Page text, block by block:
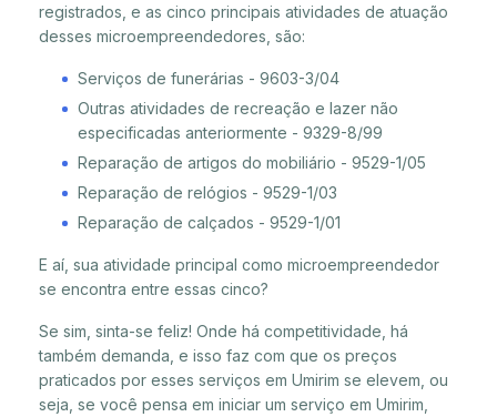
registrados, e as cinco principais atividades de atuação
desses microempreendedores, são:
Serviços de funerárias - 9603-3/04
Outras atividades de recreação e lazer não
especificadas anteriormente - 9329-8/99
Reparação de artigos do mobiliário - 9529-1/05
Reparação de relógios - 9529-1/03
Reparação de calçados - 9529-1/01
E aí, sua atividade principal como microempreendedor
se encontra entre essas cinco?
Se sim, sinta-se feliz! Onde há competitividade, há
também demanda, e isso faz com que os preços
praticados por esses serviços em Umirim se elevem, ou
seja, se você pensa em iniciar um serviço em Umirim,